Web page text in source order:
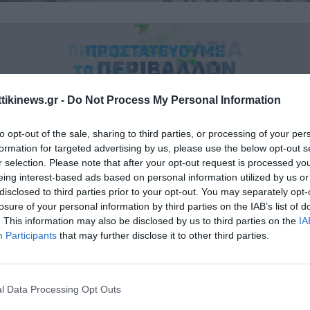
- Do Not Process My Personal Information
opt-out of the sale, sharing to third parties, or processing of your
for targeted advertising by us, please use the below opt-out
selection. Please note that after your opt-out request is processed
interest-based ads based on personal information utilized by us
to third parties prior to your opt-out. You may separately
of your personal information by third parties on the IAB’s list of
This information may also be disclosed by us to third parties on the
Participants that may further disclose it to other third parties.
Data Processing Opt Outs
4,4 βαθμών σημειώθηκε τα ξημερώματα του Σαββάτου στην
πολύ κοντά στην Ιστιαία. Σεισμός ο οποίος γινε αισθητός
αυτόματη λύση του Γεωδυναμικού Ινστιτούτου του Εθνικού
δόνιση καταγράφηκε στις 05:23.